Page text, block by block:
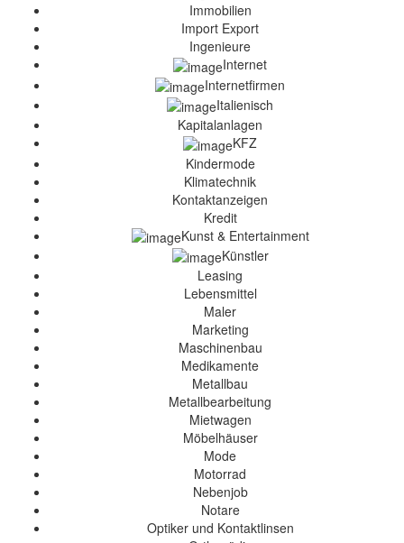
Immobilien
Import Export
Ingenieure
Internet
Internetfirmen
Italienisch
Kapitalanlagen
KFZ
Kindermode
Klimatechnik
Kontaktanzeigen
Kredit
Kunst & Entertainment
Künstler
Leasing
Lebensmittel
Maler
Marketing
Maschinenbau
Medikamente
Metallbau
Metallbearbeitung
Mietwagen
Möbelhäuser
Mode
Motorrad
Nebenjob
Notare
Optiker und Kontaktlinsen